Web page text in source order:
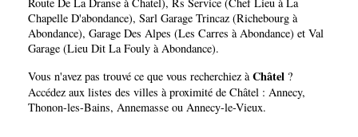
Chapelle D'abondance), Sarl Garage Trincaz (Richebourg à
Abondance), Garage Des Alpes (Les Carres à Abondance) et Val
Garage (Lieu Dit La Fouly à Abondance).
Vous n'avez pas trouvé ce que vous recherchiez à Châtel ?
Accédez aux listes des villes à proximité de Châtel : Annecy,
Thonon-les-Bains, Annemasse ou Annecy-le-Vieux.